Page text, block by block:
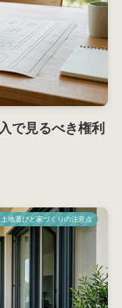
で見るべき権利
土地選びと家づくりの注意点